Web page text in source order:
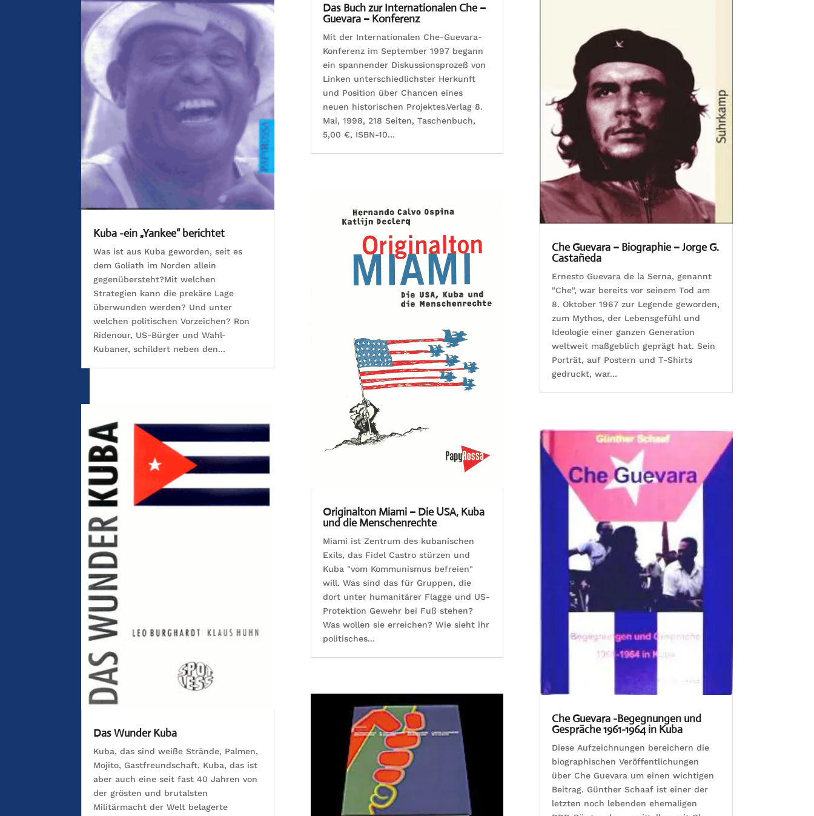
Kuba -ein „Yankee“ berichtet
Was ist aus Kuba geworden, seit es
dem Goliath im Norden allein
gegenübersteht?Mit welchen
Strategien kann die prekäre Lage
überwunden werden? Und unter
welchen politischen Vorzeichen? Ron
Ridenour, US-Bürger und Wahl-
Kubaner, schildert neben den...
Das Wunder Kuba
Kuba, das sind weiße Strände, Palmen,
Mojito, Gastfreundschaft. Kuba, das ist
aber auch eine seit fast 40 Jahren von
der grösten und brutalsten
Militärmacht der Welt belagerte
Das Buch zur Internationalen Che –
Guevara – Konferenz
Mit der Internationalen Che-Guevara-
Konferenz im September 1997 begann
ein spannender Diskussionsprozeß von
Linken unterschiedlichster Herkunft
und Position über Chancen eines
neuen historischen Projektes.Verlag 8.
Mai, 1998, 218 Seiten, Taschenbuch,
5,00 €, ISBN-10...
Originalton Miami – Die USA, Kuba
und die Menschenrechte
Miami ist Zentrum des kubanischen
Exils, das Fidel Castro stürzen und
Kuba "vom Kommunismus befreien"
will. Was sind das für Gruppen, die
dort unter humanitärer Flagge und US-
Protektion Gewehr bei Fuß stehen?
Was wollen sie erreichen? Wie sieht ihr
politisches...
Che Guevara – Biographie – Jorge G.
Castañeda
Ernesto Guevara de la Serna, genannt
"Che", war bereits vor seinem Tod am
8. Oktober 1967 zur Legende geworden,
zum Mythos, der Lebensgefühl und
Ideologie einer ganzen Generation
weltweit maßgeblich geprägt hat. Sein
Porträt, auf Postern und T-Shirts
gedruckt, war...
Che Guevara -Begegnungen und
Gespräche 1961-1964 in Kuba
Diese Aufzeichnungen bereichern die
biographischen Veröffentlichungen
über Che Guevara um einen wichtigen
Beitrag. Günther Schaaf ist einer der
letzten noch lebenden ehemaligen